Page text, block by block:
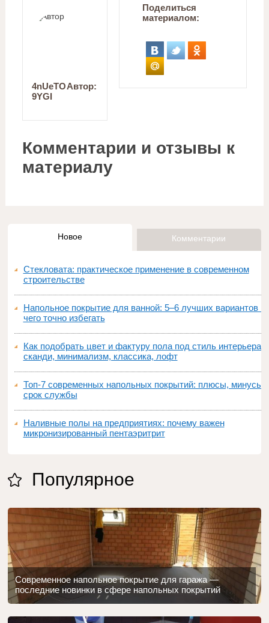
Автор:
4nUeTO
9YGI
Поделиться
материалом:
Комментарии и отзывы к
материалу
Новое Комментарии
Стекловата: практическое применение в современном
строительстве
Напольное покрытие для ванной: 5–6 лучших вариантов и
чего точно избегать
Как подобрать цвет и фактуру пола под стиль интерьера:
сканди, минимализм, классика, лофт
Топ‑7 современных напольных покрытий: плюсы, минусы,
срок службы
Наливные полы на предприятиях: почему важен
микронизированный пентаэритрит
Популярное
Современное напольное покрытие для гаража —
последние новинки в сфере напольных покрытий